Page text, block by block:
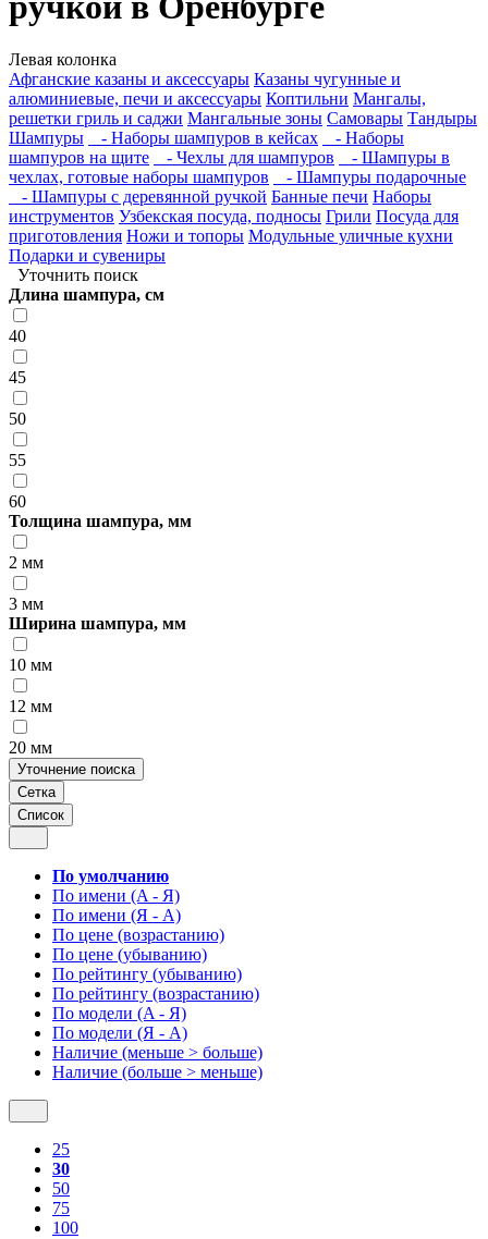
Левая колонка
Афганские казаны и аксессуары Казаны чугунные и
алюминиевые, печи и аксессуары Коптильни Мангалы,
решетки гриль и саджи Мангальные зоны Самовары Тандыры
Шампуры
- Наборы шампуров в кейсах
- Наборы
шампуров на щите
- Чехлы для шампуров
- Шампуры в
чехлах, готовые наборы шампуров
- Шампуры подарочные
- Шампуры с деревянной ручкой Банные печи Наборы
инструментов Узбекская посуда, подносы Грили Посуда для
приготовления Ножи и топоры Модульные уличные кухни
Подарки и сувениры
Уточнить поиск
Длина шампура, см
40
45
50
55
60
Толщина шампура, мм
2 мм
3 мм
Ширина шампура, мм
10 мм
12 мм
20 мм
Уточнение поиска
Сетка
Список
По умолчанию
По имени (A - Я)
По имени (Я - A)
По цене (возрастанию)
По цене (убыванию)
По рейтингу (убыванию)
По рейтингу (возрастанию)
По модели (A - Я)
По модели (Я - A)
Наличие (меньше > больше)
Наличие (больше > меньше)
25
30
50
75
100